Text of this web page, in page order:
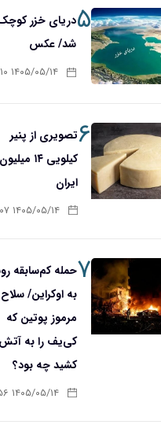
۵دریای خزر
شد/ عکس
۱۴۰۵/۰۵/۱۴ ۲۳:۱۰
۶تصویری از پنیر
کیلویی ۱۴
ایران
۱۴۰۵/۰۵/۱۴ ۲۳:۰۷
۷حمله کم‌سابقه
به اوکراین/ سلاح
مرموز پوتین که
کی‌یف را به آتش
کشید چه بود؟
۱۴۰۵/۰۵/۱۴ ۲۲:۵۶